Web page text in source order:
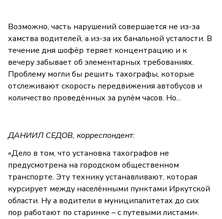
Возможно, часть нарушений совершается не из-за
хамства водителей, а из-за их банальной усталости. В
течение дня шофёр теряет концентрацию и к
вечеру забывает об элементарных требованиях.
Проблему могли бы решить тахографы, которые
отслеживают скорость передвижения автобусов и
количество проведённых за рулём часов. Но...
ДАНИИЛ СЕДОВ, корреспондент:
«Дело в том, что установка тахографов не
предусмотрена на городском общественном
транспорте. Эту технику устанавливают, которая
курсирует между населёнными пунктами Иркутской
области. Ну а водители в муниципалитетах до сих
пор работают по старинке – с путевыми листами».